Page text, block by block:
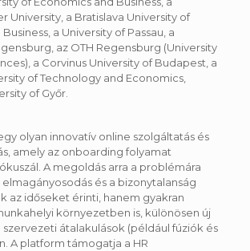
University, a Bratislava University of
a University of Passau, a
az OTH Regensburg (University
a Corvinus University of Budapest, a
of Technology and Economics,
of Győr.
olyan innovatív online szolgáltatás és
amely az onboarding folyamat
A megoldás arra a problémára
és a bizonytalanság
az időseket érinti, hanem gyakran
környezetben is, különösen új
átalakulások (például fúziók és
A platform támogatja a HR